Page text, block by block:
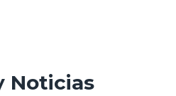
Noticias